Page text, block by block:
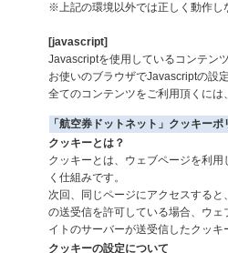
※上記の環境以外では正しく動作し
[javascript]
Javascriptを使用しているコンテン
お使いのブラウザでJavascriptの設
全てのコンテンツをご利用頂くに
「航空券ドットネット」クッキーポ
クッキーとは？
クッキーとは、ウェブページを利
く仕組みです。
次回、同じページにアクセスする
の送受信を許可している場合、ウ
イトのサーバーが送受信したクッキ
クッキーの設定について